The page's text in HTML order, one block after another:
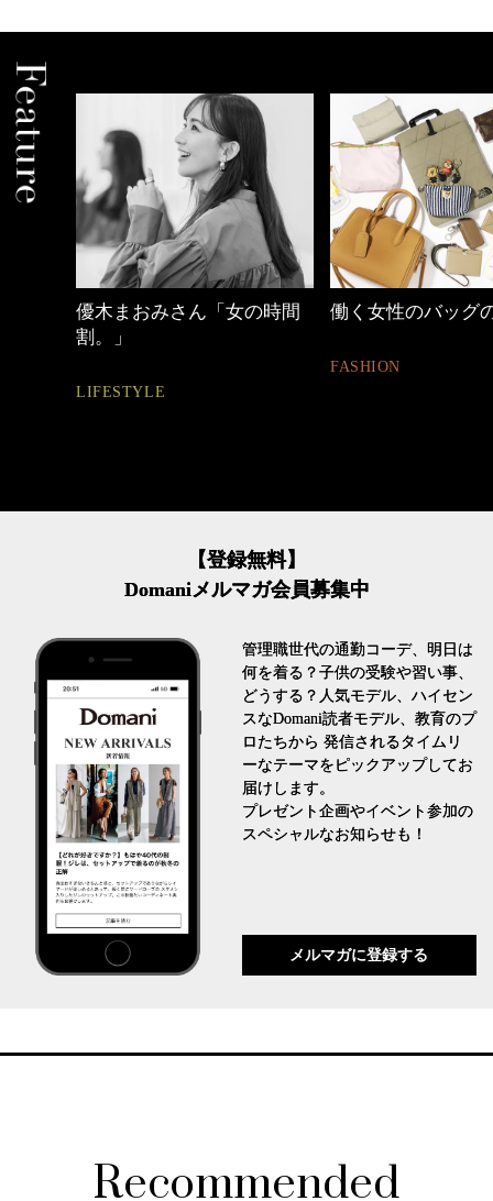
木まおみさん「女の時間
働く女性のバッグの中身
【登録無料】
Domaniメルマガ会員募集中
管理職世代の通勤コーデ、明日は
何を着る？子供の受験や習い事、
どうする？人気モデル、ハイセン
スなDomani読者モデル、教育のプ
ロたちから 発信されるタイムリ
ーなテーマをピックアップしてお
届けします。
プレゼント企画やイベント参加の
スペシャルなお知らせも！
メルマガに登録する
Recommended